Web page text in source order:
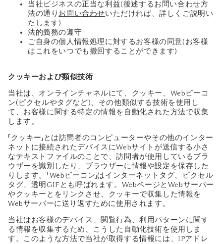
当社ビジネスの正当な利益(後述するお問い合わせ方
法の通り お問い合わせいただければ、詳しくご説明い
たします)
法的義務の遵守
ご自身の個人情報処理に対するお客様の同意(お客様
はこれをいつでも撤回することができます)
クッキーおよび類似技術
当社は、オンラインチャネルにて、クッキー、Webビーコ
ン(ピクセルやタグなど)、その他類似する技術を使用し
て、お客様に関する特定の情報を自動化された方法で収集
します。
「クッキー」とは訪問者のコンピューターやその他のインター
ネットに接続されたデバイスにWebサイトが送信する小さ
なテキストファイルのことで、訪問者が使用しているブラ
ウザーを識別したり、ブラウザーに情報や設定を保存した
りします。「Webビーコン」はインターネットタグ、ピクセル
タグ、透明GIFとも呼ばれます。WebページとWebサーバー
やクッキーとをリンクさせ、クッキーで収集した情報を
Webサーバーに送り返すために使用されます。
当社はお客様のデバイス、閲覧行為、利用パターンに関す
る情報を収集するため、こうした自動化技術を使用しま
す。このような方法で当社が取得する情報には、IPアドレ